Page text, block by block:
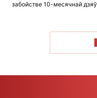
забойстве 10-месячнай